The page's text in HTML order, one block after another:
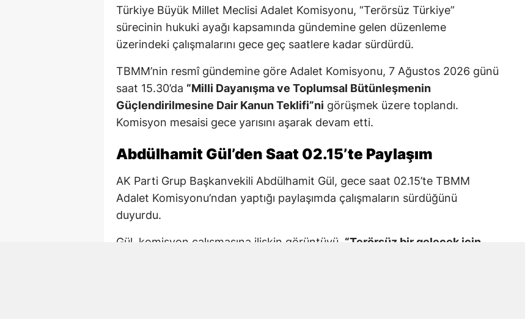
Türkiye Büyük Millet Meclisi Adalet Komisyonu, “Terörsüz Türkiye”
sürecinin hukuki ayağı kapsamında gündemine gelen düzenleme
üzerindeki çalışmalarını gece geç saatlere kadar sürdürdü.
TBMM’nin resmî gündemine göre Adalet Komisyonu, 7 Ağustos 2026 günü
saat 15.30’da “Milli Dayanışma ve Toplumsal Bütünleşmenin
Güçlendirilmesine Dair Kanun Teklifi”ni görüşmek üzere toplandı.
Komisyon mesaisi gece yarısını aşarak devam etti.
Abdülhamit Gül’den Saat 02.15’te Paylaşım
AK Parti Grup Başkanvekili Abdülhamit Gül, gece saat 02.15’te TBMM
Adalet Komisyonu’ndan yaptığı paylaşımda çalışmaların sürdüğünü
duyurdu.
Gül, komisyon çalışmasına ilişkin görüntüyü, “Terörsüz bir gelecek için